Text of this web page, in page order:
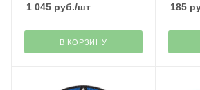
1 045 руб./шт
В КОРЗИНУ
185